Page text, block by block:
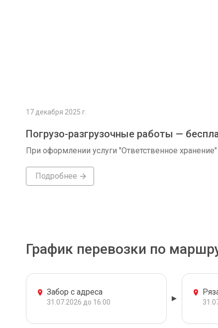
17 декабря 2025 г.
Погрузо-разгрузочные работы —
При оформлении услуги "Ответственное хранение"
Подробнее
График перевозки по
Забор с адреса
31.07.2026 до 16:00